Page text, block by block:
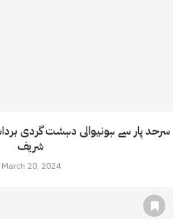
سرحد پار سے ہونیوالی دہشت گردی
شریف
March 20, 2024